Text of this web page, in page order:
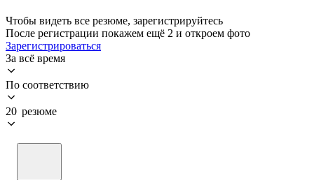
Чтобы видеть все резюме, зарегистрируйтесь
После регистрации покажем ещё 2 и откроем фото
Зарегистрироваться
За всё время
По соответствию
20 резюме